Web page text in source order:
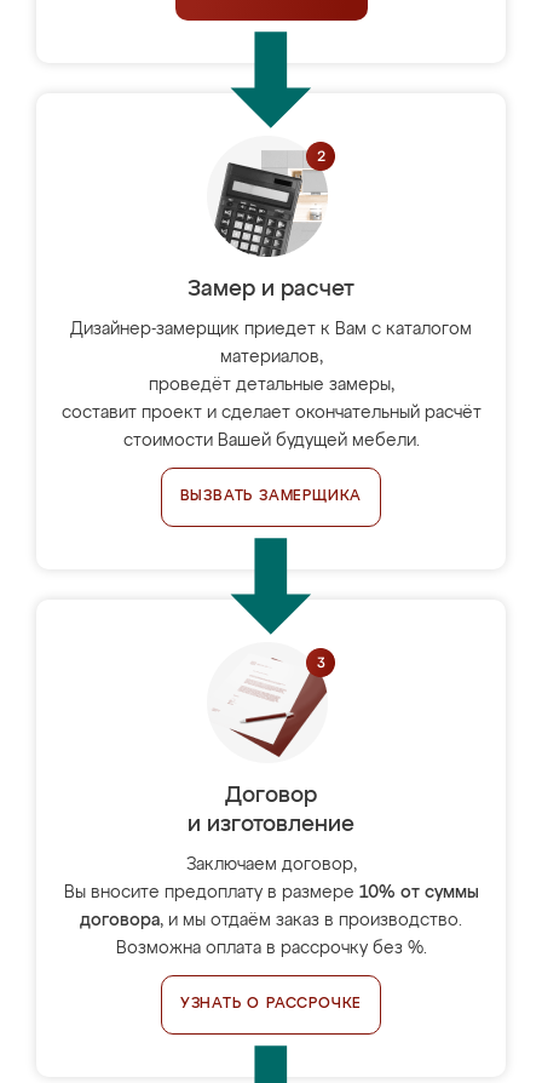
Замер и расчет
Дизайнер-замерщик приедет к Вам с каталогом
материалов,
проведёт детальные замеры,
составит проект и сделает окончательный расчёт
стоимости Вашей будущей мебели.
ВЫЗВАТЬ ЗАМЕРЩИКА
Договор
и изготовление
Заключаем договор,
Вы вносите предоплату в размере 10% от суммы
договора, и мы отдаём заказ в производство.
Возможна оплата в рассрочку без %.
УЗНАТЬ О РАССРОЧКЕ